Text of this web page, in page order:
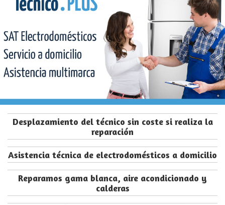
Desplazamiento del técnico sin coste si realiza la
reparación
Asistencia técnica de electrodomésticos a domicilio
Reparamos gama blanca, aire acondicionado y
calderas